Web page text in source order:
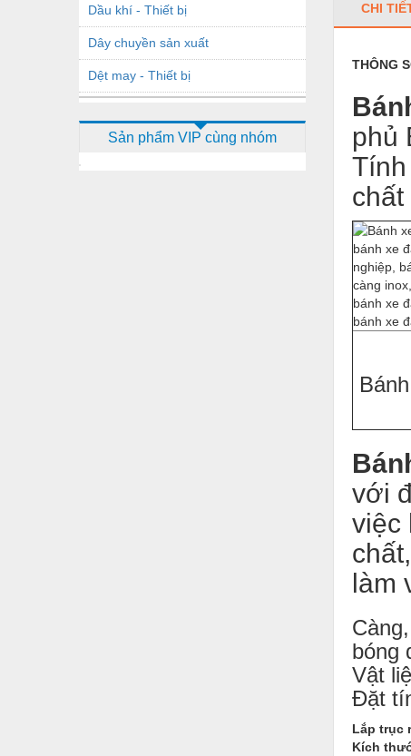
Dầu khí - Thiết bị
Dây chuyền sản xuất
Dệt may - Thiết bị
Dịch vụ - Thi công
Sản phẩm VIP cùng nhóm
CHI
THÔNG
phủ
B
với
việc
làm
bóng
Vật
Đặt
Lắp trục
Kích